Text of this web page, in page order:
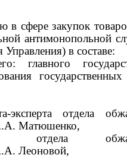
в сфере закупок
антимонопольной
в составе:
главного
эксперта отдела
Матюшенко,
отдела
Леоновой,